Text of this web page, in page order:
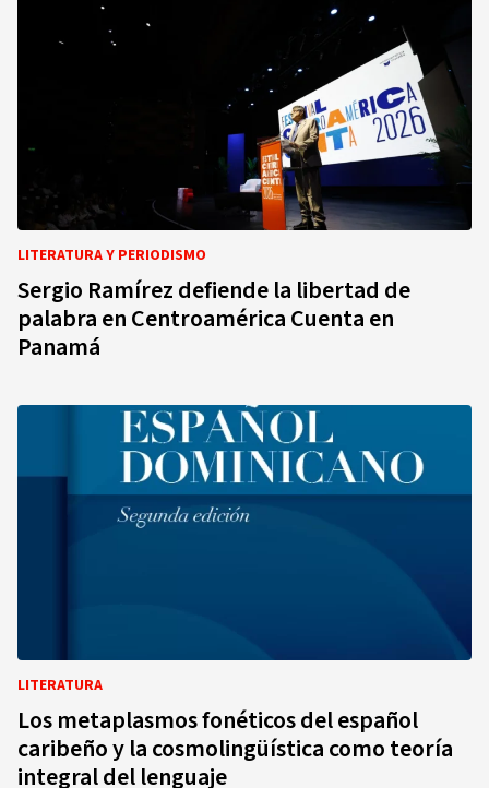
LITERATURA Y PERIODISMO
Sergio Ramírez defiende la libertad de
palabra en Centroamérica Cuenta en
Panamá
LITERATURA
Los metaplasmos fonéticos del español
caribeño y la cosmolingüística como teoría
integral del lenguaje